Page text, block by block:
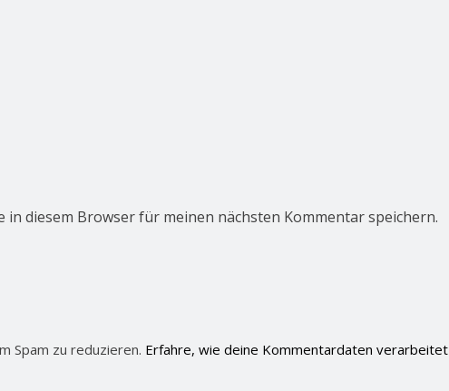
in diesem Browser für meinen nächsten Kommentar speichern.
Spam zu reduzieren. Erfahre, wie deine Kommentardaten verarbeitet